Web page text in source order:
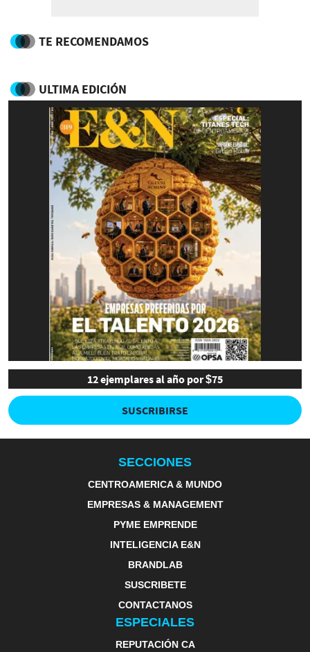
TE RECOMENDAMOS
ULTIMA EDICIÓN
12 ejemplares al año por $75
SUSCRIBIRSE
SECCIONES
CENTROAMERICA & MUNDO
EMPRESAS & MANAGEMENT
PYME EMPRENDE
INTELIGENCIA E&N
BRANDLAB
SUSCRIBETE
CONTACTANOS
ESPECIALES
REPUTACIÓN CA